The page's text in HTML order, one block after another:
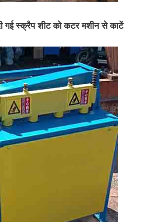
गई स्क्रैप शीट को कटर मशीन से काटें